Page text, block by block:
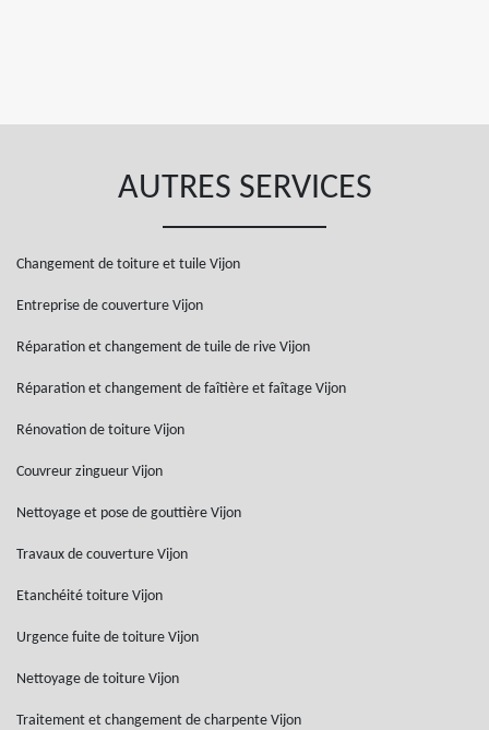
AUTRES SERVICES
Changement de toiture et tuile Vijon
Entreprise de couverture Vijon
Réparation et changement de tuile de rive Vijon
Réparation et changement de faîtière et faîtage Vijon
Rénovation de toiture Vijon
Couvreur zingueur Vijon
Nettoyage et pose de gouttière Vijon
Travaux de couverture Vijon
Etanchéité toiture Vijon
Urgence fuite de toiture Vijon
Nettoyage de toiture Vijon
Traitement et changement de charpente Vijon